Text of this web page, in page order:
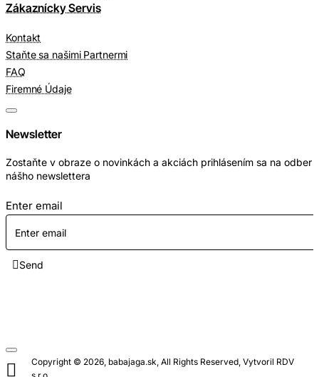
Zákaznícky Servis
Kontakt
Staňte sa našimi Partnermi
FAQ
Firemné Údaje
Newsletter
Zostaňte v obraze o novinkách a akciách prihlásením sa na odber
nášho newslettera
Enter email
Send
Copyright © 2026, babajaga.sk, All Rights Reserved, Vytvoril RDV